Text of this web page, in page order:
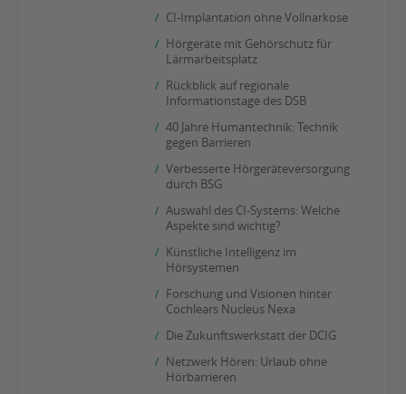
CI-Implantation ohne Vollnarkose
Hörgeräte mit Gehörschutz für
Lärmarbeitsplatz
Rückblick auf regionale
Informationstage des DSB
40 Jahre Humantechnik: Technik
gegen Barrieren
Verbesserte Hörgeräteversorgung
durch BSG
Auswahl des CI-Systems: Welche
Aspekte sind wichtig?
Künstliche Intelligenz im
Hörsystemen
Forschung und Visionen hinter
Cochlears Nucleus Nexa
Die Zukunftswerkstatt der DCIG
Netzwerk Hören: Urlaub ohne
Hörbarrieren